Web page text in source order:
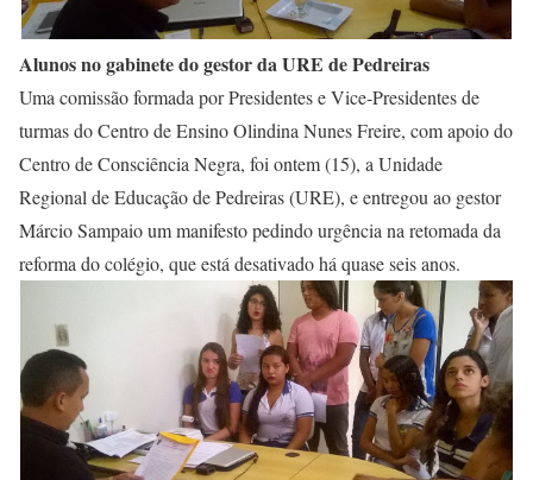
Alunos no gabinete do gestor da URE de Pedreiras
Uma comissão formada por Presidentes e Vice-Presidentes de
turmas do Centro de Ensino Olindina Nunes Freire, com apoio do
Centro de Consciência Negra, foi ontem (15), a Unidade
Regional de Educação de Pedreiras (URE), e entregou ao gestor
Márcio Sampaio um manifesto pedindo urgência na retomada da
reforma do colégio, que está desativado há quase seis anos.